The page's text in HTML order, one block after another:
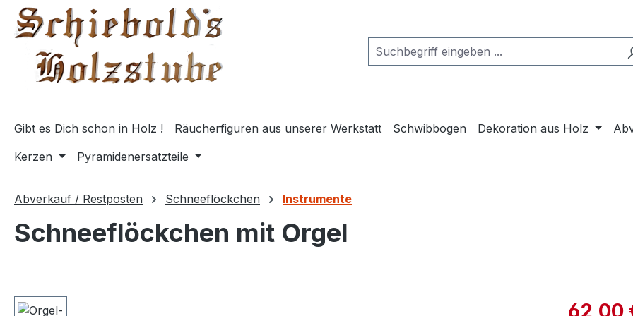
Zur Hauptnavigation springen
Gibt es Dich schon in Holz ! Räucherfiguren aus unserer Werkstatt Schwibbogen Dekoration aus Holz
Kerzen
Pyramidenersatzteile
Abverkauf / Restposten Schneeflöckchen Instrumente
Schneeflöckchen mit Orgel
Bildergalerie überspringen 62,00